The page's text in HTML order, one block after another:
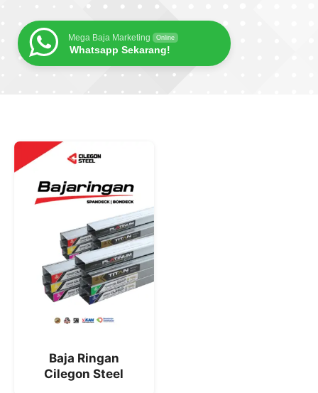
Mega Baja Marketing Online
Whatsapp Sekarang!
Baja Ringan
Cilegon Steel